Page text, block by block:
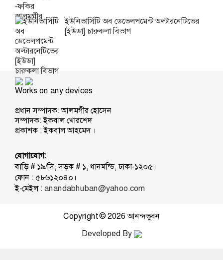
ইউনিভার্সিটি অব ডেভেলপমেন্ট অল্টারনেটিভের
[ইউডা] চারুকলা বিভাগ
Works on any devices
প্রধান সম্পাদক: আলমগীর হোসেন
সম্পাদক: ইকবাল খোরশেদ
প্রকাশক : ইকবাল আহমেদ ।
যোগাযোগ:
বাড়ি # ১৯/সি, সড়ক # ১, ধানমন্ডি, ঢাকা-১২০৫।
ফোন : ৫৮৬১২০৪০।
ই-মেইল :anandabhuban@yahoo.com
Copyright © 2026আনন্দভুবন
Developed By